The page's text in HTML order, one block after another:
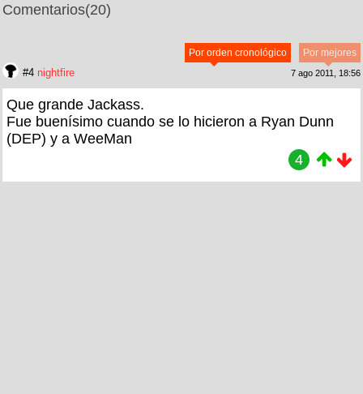
Comentarios(20)
Por mejores
Por orden cronológico
#4 nightfire 7 ago 2011, 18:56
Que grande Jackass.
Fue buenísimo cuando se lo hicieron a Ryan Dunn
(DEP) y a WeeMan
4